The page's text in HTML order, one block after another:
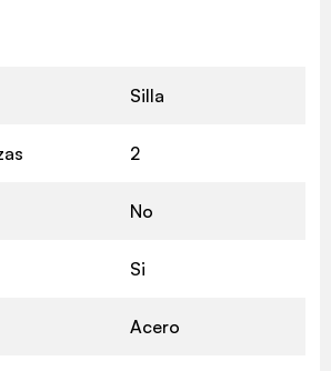
Silla
2
No
Si
Acero